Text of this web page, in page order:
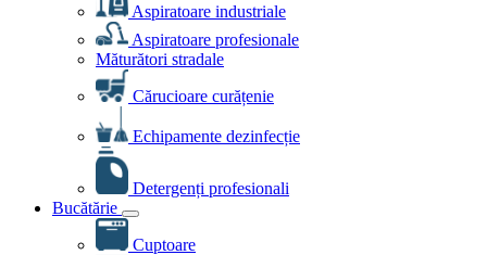
Aspiratoare industriale
Aspiratoare profesionale
Măturători stradale
Cărucioare curățenie
Echipamente dezinfecție
Detergenți profesionali
Bucătărie
Cuptoare